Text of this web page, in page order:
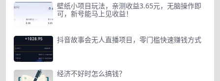
壁纸小项目玩法，亲测收益3.65元，无脑操作即
可，新号能马上见收益！
抖音故事会无人直播项目，零门槛快速赚钱方式
经济不好时怎么搞钱？